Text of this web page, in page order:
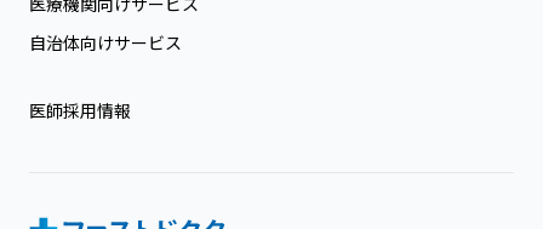
自治体向けサービス
医師採用情報